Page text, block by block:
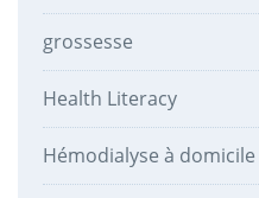
grossesse
Health Literacy
Hémodialyse à domicile